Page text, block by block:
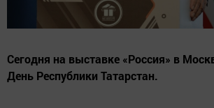
Сегодня на выставке «Россия» в
День Республики Татарстан.